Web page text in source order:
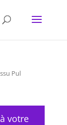
Pul
votre